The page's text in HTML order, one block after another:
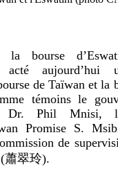
bourse
acté aujourd’hui
de Taïwan et la
témoins le
Dr. Phil Mnisi,
Promise S.
de
蕭翠玲).